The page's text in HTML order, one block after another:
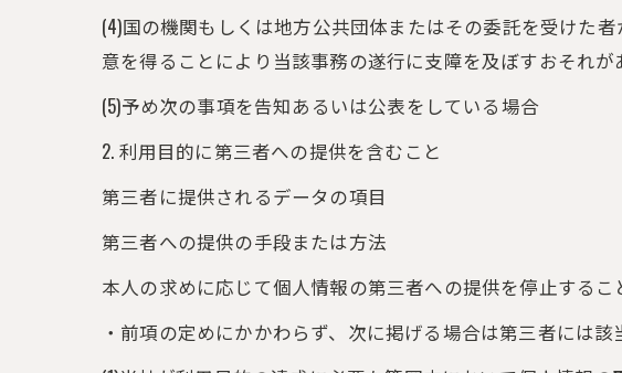
(4)国の機関もしくは地方公共団体またはその委託を受けた
意を得ることにより当該事務の遂行に支障を及ぼすおそれが
(5)予め次の事項を告知あるいは公表をしている場合
2. 利用目的に第三者への提供を含むこと
第三者に提供されるデータの項目
第三者への提供の手段または方法
本人の求めに応じて個人情報の第三者への提供を停止するこ
・前項の定めにかかわらず、次に掲げる場合は第三者には該